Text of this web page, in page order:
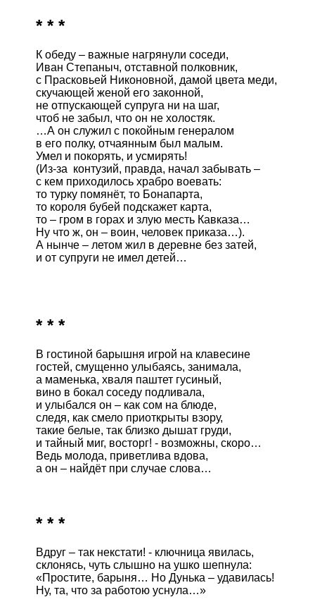
* * *
К обеду – важные нагрянули соседи,
Иван Степаныч, отставной полковник,
с Прасковьей Никоновной, дамой цвета меди,
скучающей женой его законной,
не отпускающей супруга ни на шаг,
чтоб не забыл, что он не холостяк.
…А он служил с покойным генералом
в его полку, отчаянным был малым.
Умел и покорять, и усмирять!
(Из-за  контузий, правда, начал забывать –
с кем приходилось храбро воевать:
то турку помянёт, то Бонапарта,
то короля бубей подскажет карта,
то – гром в горах и злую месть Кавказа…
Ну что ж, он – воин, человек приказа…).
А нынче – летом жил в деревне без затей,
и от супруги не имел детей…
* * *
В гостиной барышня игрой на клавесине
гостей, смущенно улыбаясь, занимала,
а маменька, хваля паштет гусиный,
вино в бокал соседу подливала,
и улыбался он – как сом на блюде,
следя, как смело приоткрыты взору,
такие белые, так близко дышат груди,
и тайный миг, восторг! - возможны, скоро…
Ведь молода, приветлива вдова,
а он – найдёт при случае слова…
* * *
Вдруг – так некстати! - ключница явилась,
склонясь, чуть слышно на ушко шепнула:
«Простите, барыня… Но Дунька – удавилась!
Ну, та, что за работою уснула…»